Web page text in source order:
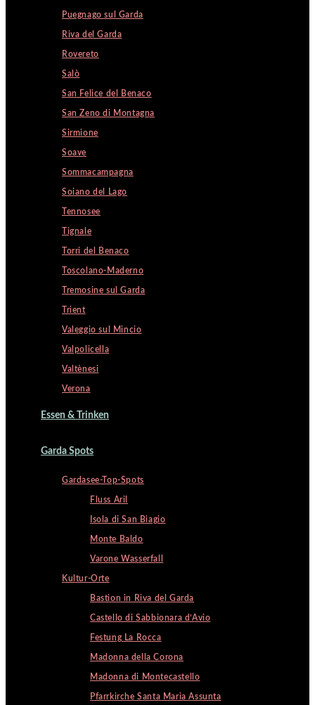
Puegnago sul Garda
Riva del Garda
Rovereto
Salò
San Felice del Benaco
San Zeno di Montagna
Sirmione
Soave
Sommacampagna
Soiano del Lago
Tennosee
Tignale
Torri del Benaco
Toscolano-Maderno
Tremosine sul Garda
Trient
Valeggio sul Mincio
Valpolicella
Valtènesi
Verona
Essen & Trinken
Garda Spots
Gardasee-Top-Spots
Fluss Aril
Isola di San Biagio
Monte Baldo
Varone Wasserfall
Kultur-Orte
Bastion in Riva del Garda
Castello di Sabbionara d’Avio
Festung La Rocca
Madonna della Corona
Madonna di Montecastello
Pfarrkirche Santa Maria Assunta